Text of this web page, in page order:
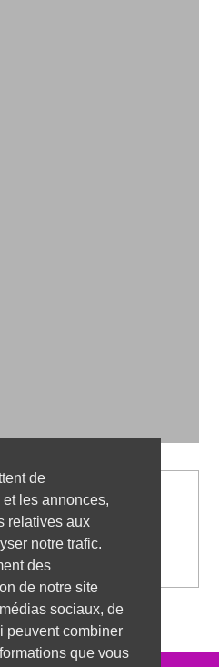
de
les annonces,
relatives aux
notre trafic.
des
de notre site
sociaux, de
peuvent combiner
que vous